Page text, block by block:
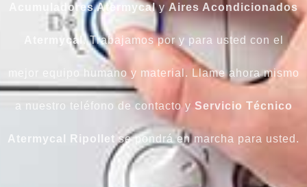
Acumuladores Atermycaly Aires Acondicionados
Atermycal . Trabajamos por y para usted con el
mejor equipo humano y material. Llame ahora mismo
a nuestro teléfono de contacto y Servicio Técnico
Atermycal Ripollet se pondrá en marcha para usted.